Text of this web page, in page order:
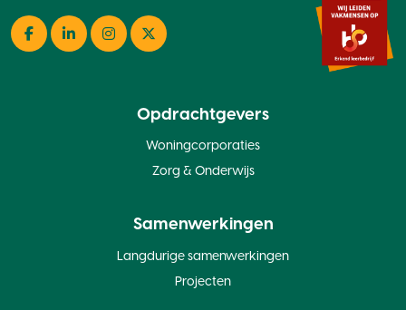
Facebook
LinkedInInstagramTwitter
Opdrachtgevers
Woningcorporaties
Zorg & Onderwijs
Samenwerkingen
Langdurige samenwerkingen
Projecten